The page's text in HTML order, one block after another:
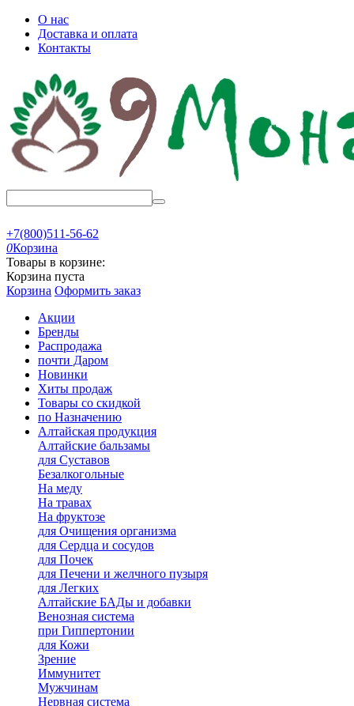
О нас
Доставка и оплата
Контакты
+7(800)511-56-62
0Корзина
Товары в корзине:
Корзина пуста
Корзина Оформить заказ
Акции
Бренды
Распродажа
почти Даром
Новинки
Хиты продаж
Товары со скидкой
по Назначению
Алтайская продукция
Алтайские бальзамы
для Суставов
Безалкогольные
На меду
На травах
На фруктозе
для Очищения организма
для Сердца и сосудов
для Почек
для Печени и желчного пузыря
для Легких
Алтайские БАДы и добавки
Венозная система
при Гиппертонии
для Кожи
Зрение
Иммунитет
Мужчинам
Нервная система